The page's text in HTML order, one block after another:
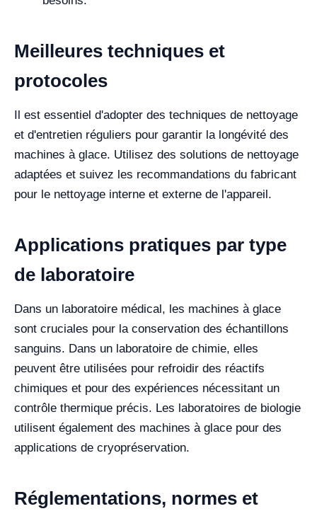
Meilleures techniques et
protocoles
Il est essentiel d'adopter des techniques de nettoyage
et d'entretien réguliers pour garantir la longévité des
machines à glace. Utilisez des solutions de nettoyage
adaptées et suivez les recommandations du fabricant
pour le nettoyage interne et externe de l'appareil.
Applications pratiques par type
de laboratoire
Dans un laboratoire médical, les machines à glace
sont cruciales pour la conservation des échantillons
sanguins. Dans un laboratoire de chimie, elles
peuvent être utilisées pour refroidir des réactifs
chimiques et pour des expériences nécessitant un
contrôle thermique précis. Les laboratoires de biologie
utilisent également des machines à glace pour des
applications de cryopréservation.
Réglementations, normes et